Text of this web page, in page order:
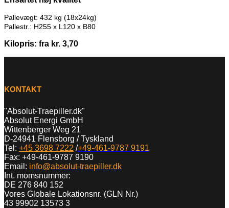
Pallevægt: 432 kg (18x24kg)
Pallestr.: H255 x L120 x B80
Kilopris: fra kr. 3,70
KONTAKT
"Absolut-Traepiller.dk"
Absolut Energi GmbH
Wittenberger Weg 21
D-24941 Flensborg / Tyskland
Tel: +45 3698 7222 /+49-461-9787 9191
Fax: +49-461-9787 9190
Email: info@absolut-traepiller.dk
Int. momsnummer:
DE 276 840 152
Vores Globale Lokationsnr. (GLN Nr.)
43 99902 13573 3